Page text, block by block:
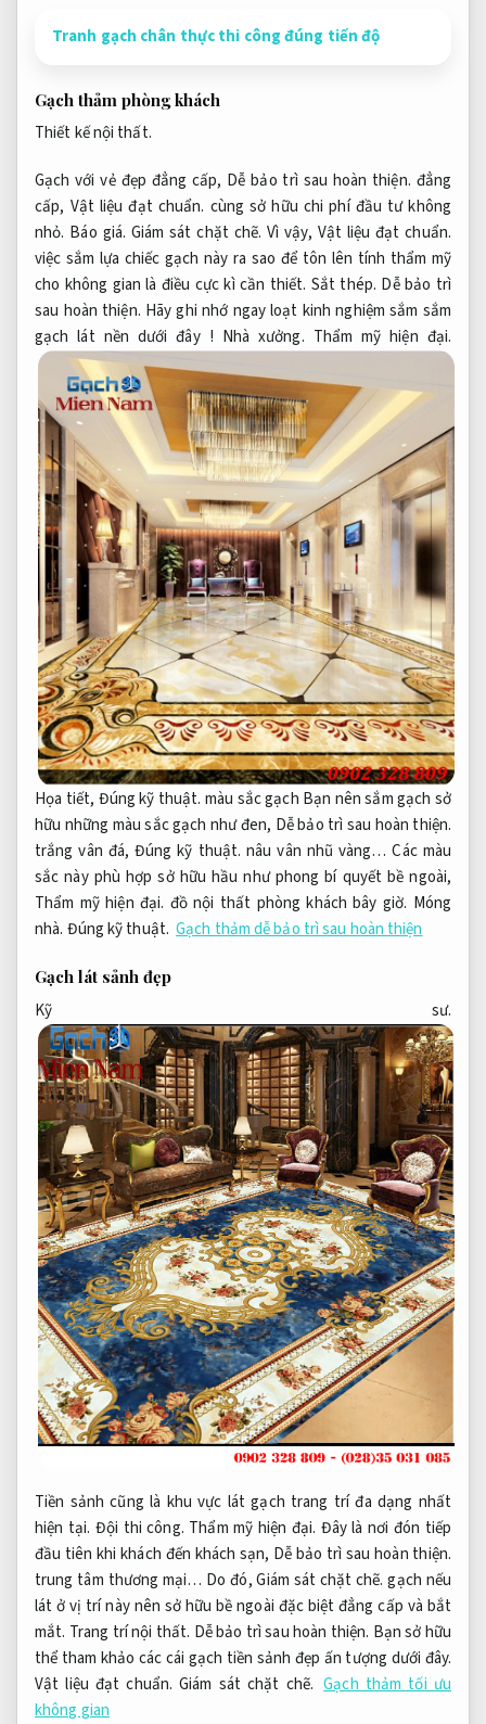
Tranh gạch chân thực thi công đúng tiến độ
Gạch thảm phòng khách
Thiết kế nội thất.
Gạch với vẻ đẹp đẳng cấp, Dễ bảo trì sau hoàn thiện. đẳng
cấp, Vật liệu đạt chuẩn. cùng sở hữu chi phí đầu tư không
nhỏ. Báo giá. Giám sát chặt chẽ. Vì vậy, Vật liệu đạt chuẩn.
việc sắm lựa chiếc gạch này ra sao để tôn lên tính thẩm mỹ
cho không gian là điều cực kì cần thiết. Sắt thép. Dễ bảo trì
sau hoàn thiện. Hãy ghi nhớ ngay loạt kinh nghiệm sắm sắm
gạch lát nền dưới đây ! Nhà xưởng. Thẩm mỹ hiện đại.
Họa tiết, Đúng kỹ thuật. màu sắc gạch Bạn nên sắm gạch sở
hữu những màu sắc gạch như đen, Dễ bảo trì sau hoàn thiện.
trắng vân đá,Đúng kỹ thuật. nâu vân nhũ vàng… Các màu
sắc này phù hợp sở hữu hầu như phong bí quyết bề ngoài,
Thẩm mỹ hiện đại. đồ nội thất phòng khách bây giờ. Móng
nhà. Đúng kỹ thuật. Gạch thảm dễ bảo trì sau hoàn thiện
Gạch lát sảnh đẹp
Kỹ sư.
Tiền sảnh cũng là khu vực lát gạch trang trí đa dạng nhất
hiện tại. Đội thi công. Thẩm mỹ hiện đại. Đây là nơi đón tiếp
đầu tiên khi khách đến khách sạn, Dễ bảo trì sau hoàn thiện.
trung tâm thương mại… Do đó,Giám sát chặt chẽ. gạch nếu
lát ở vị trí này nên sở hữu bề ngoài đặc biệt đẳng cấp và bắt
mắt. Trang trí nội thất. Dễ bảo trì sau hoàn thiện. Bạn sở hữu
thể tham khảo các cái gạch tiền sảnh đẹp ấn tượng dưới đây.
Vật liệu đạt chuẩn. Giám sát chặt chẽ. Gạch thảm tối ưu
không gian